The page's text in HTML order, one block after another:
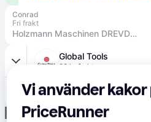
Conrad
Fri frakt
Holzmann Maschinen DREVD1100 Snabbchuck
Global Tools
99 kr frakt
Annons
Vi använder kakor
PriceRunner